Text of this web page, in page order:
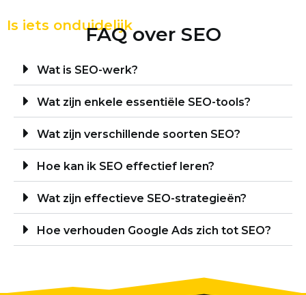
Is iets onduidelijkFAQ over SEO
Wat is SEO-werk?
Wat zijn enkele essentiële SEO-tools?
Wat zijn verschillende soorten SEO?
Hoe kan ik SEO effectief leren?
Wat zijn effectieve SEO-strategieën?
Hoe verhouden Google Ads zich tot SEO?